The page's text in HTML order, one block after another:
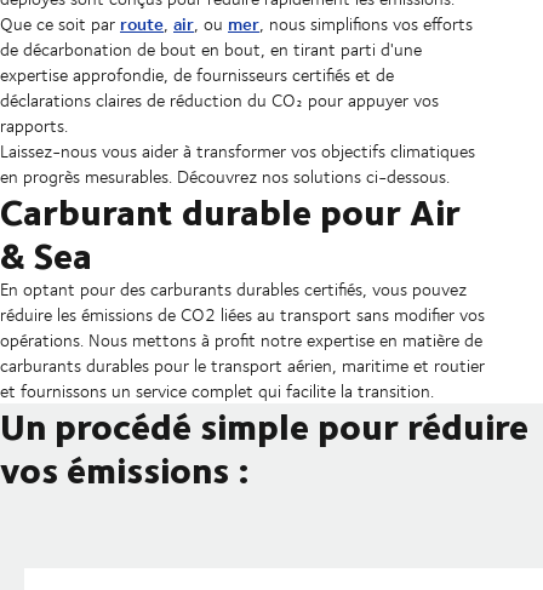
Que ce soit par route, air, ou mer, nous simplifions vos efforts
de décarbonation de bout en bout, en tirant parti d'une
expertise approfondie, de fournisseurs certifiés et de
déclarations claires de réduction du CO₂ pour appuyer vos
rapports.
Laissez-nous vous aider à transformer vos objectifs climatiques
en progrès mesurables. Découvrez nos solutions ci-dessous.
Carburant durable pour Air
& Sea
En optant pour des carburants durables certifiés, vous pouvez
réduire les émissions de CO2 liées au transport sans modifier vos
opérations. Nous mettons à profit notre expertise en matière de
carburants durables pour le transport aérien, maritime et routier
et fournissons un service complet qui facilite la transition.
Un procédé simple pour réduire
vos émissions :